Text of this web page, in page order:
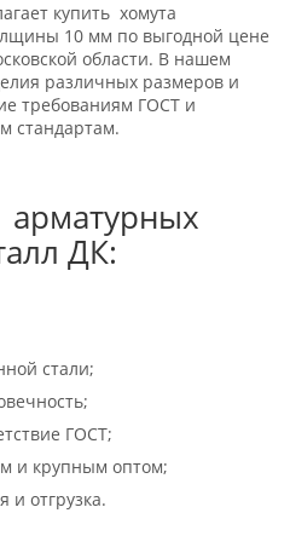
купить хомута
10 мм по выгодной цене
области. В нашем
различных размеров и
требованиям ГОСТ и
стандартам.
ДК:
стали;
ГОСТ;
и крупным оптом;
и отгрузка.